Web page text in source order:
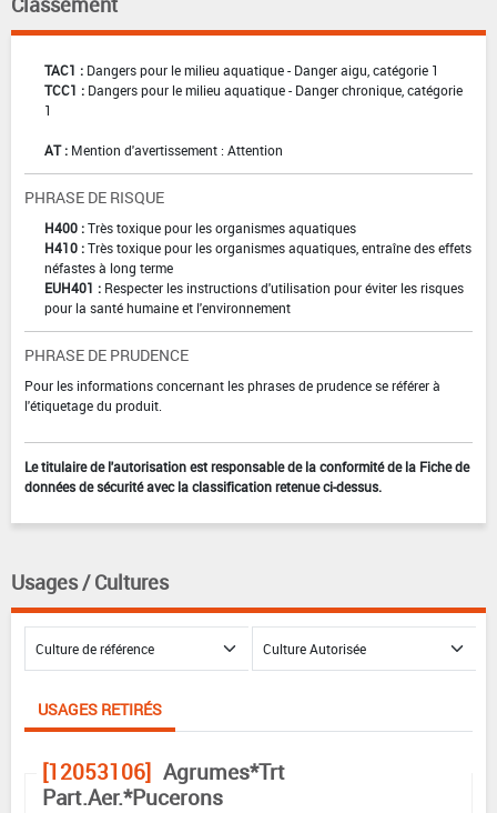
TAC1 : Dangers pour le milieu aquatique - Danger aigu, catégorie 1
TCC1 : Dangers pour le milieu aquatique - Danger chronique, catégorie
1
AT : Mention d'avertissement : Attention
PHRASE DE RISQUE
H400 :Très toxique pour les organismes aquatiques
H410 :Très toxique pour les organismes aquatiques, entraîne des effets
néfastes à long terme
EUH401 : Respecter les instructions d'utilisation pour éviter les risques
pour la santé humaine et l'environnement
PHRASE DE PRUDENCE
Pour les informations concernant les phrases de prudence se référer à
l'étiquetage du produit.
Le titulaire de l'autorisation est responsable de la conformité de la Fiche de
données de sécurité avec la classification retenue ci-dessus.
Usages / Cultures
USAGES RETIRÉS
[12053106] Agrumes*Trt
Part.Aer.*Pucerons